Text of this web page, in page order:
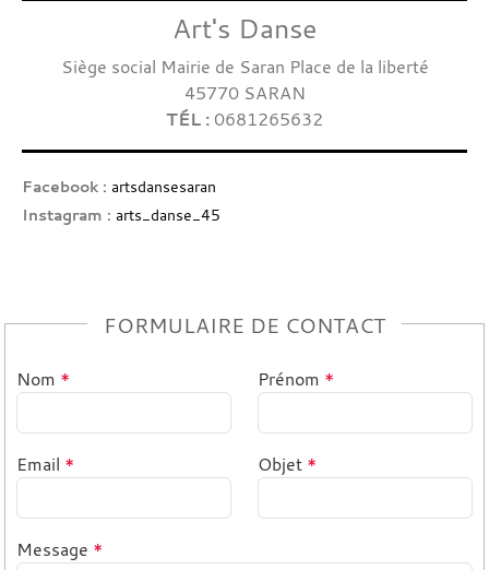
Art's Danse
Siège social Mairie de Saran Place de la liberté
45770 SARAN
TÉL : 0681265632
Facebook : artsdansesaran
Instagram : arts_danse_45
FORMULAIRE DE CONTACT
Nom * Prénom *
Email * Objet *
Message *